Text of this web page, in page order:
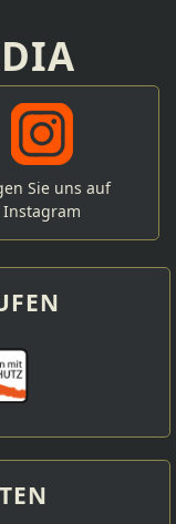
Sie uns auf
Instagram